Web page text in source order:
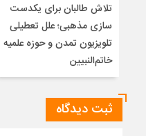
تلاش طالبان برای یکدست
سازی مذهبی؛ علل تعطیلی
تلویزیون تمدن و حوزه علمیه
خاتم‌النبیین
ثبت دیدگاه